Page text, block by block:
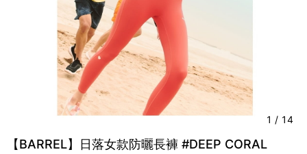
1 / 14
【BARREL】日落女款防曬長褲 #DEEP CORAL